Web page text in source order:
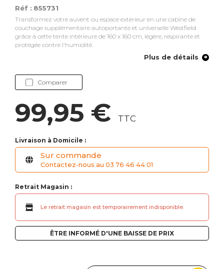
Réf : 855731
Transformez votre auvent ou espace extérieur en une cabine de
couchage supplémentaire autoportante et universelle Westfield
grâce à cette tente intérieure de 160 x 160 cm, légère, respirante et
protégée contre l'humidité.
Plus de détails
Comparer
99,95 € TTC
Livraison à Domicile :
Sur commande
Contactez-nous au 03 76 46 44 01
Retrait Magasin :
Le retrait magasin est temporairement indisponible.
ÊTRE INFORMÉ D'UNE BAISSE DE PRIX